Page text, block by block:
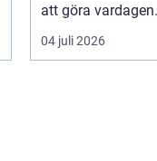
att göra vardagen
som chef både mer
h...
04 juli 2026